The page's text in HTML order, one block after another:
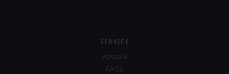
SERVICE
Kontakt
FAQs